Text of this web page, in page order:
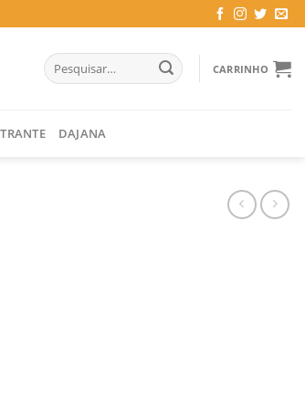
Pesquisar
por:
CARRINHO
DAJANA